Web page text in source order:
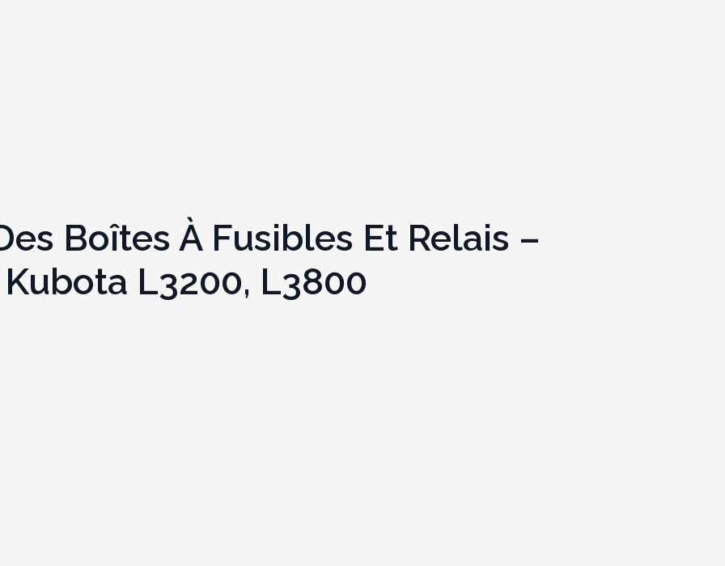
Boîtes À Fusibles Et Relais –
L3200, L3800